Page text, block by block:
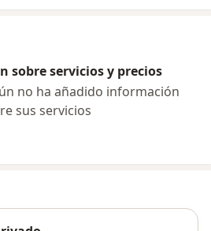
sobre servicios y precios
no ha añadido información
sus servicios